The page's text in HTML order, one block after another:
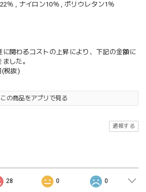
％ , ナイロン10％ , ポリウレタン1％
関わるコストの上昇により、下記の金額に
した。
税抜)
この商品をアプリで見る
通報する
28 0 0